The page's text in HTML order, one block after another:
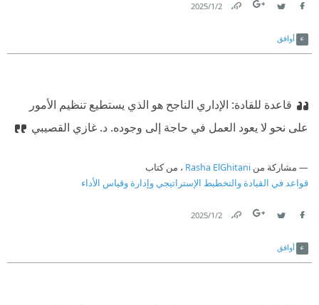
2‏/1‏/2025
أوافق
قاعدة للقادة: الإداري الناجح هو الذي يستطيع تنظيم الأمور
على نحو لا يعود العمل في حاجة إلى وجوده. د. غازي القصيبي
مشاركة من Rasha ElGhitani ، من كتاب
قواعد في القيادة والتخطيط الإستراتيجي وإدارة وقياس الأداء
2‏/1‏/2025
أوافق